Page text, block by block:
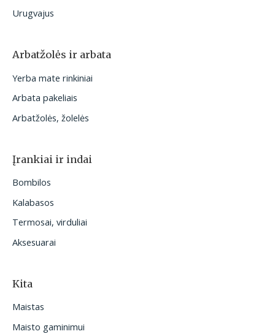
Urugvajus
Arbatžolės ir arbata
Yerba mate rinkiniai
Arbata pakeliais
Arbatžolės, žolelės
Įrankiai ir indai
Bombilos
Kalabasos
Termosai, virduliai
Aksesuarai
Kita
Maistas
Maisto gaminimui